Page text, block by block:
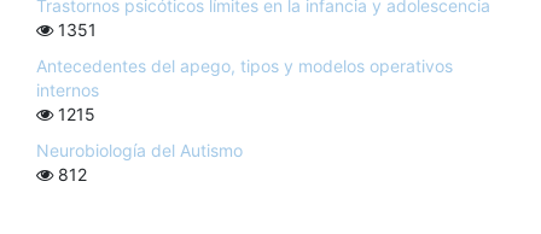
Trastornos psicóticos límites en la infancia y adolescencia
1351
Antecedentes del apego, tipos y modelos operativos
internos
1215
Neurobiología del Autismo
812